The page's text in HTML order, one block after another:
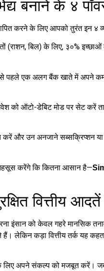
बनाने के ४
करने के लिए आपको तुरंत इन ४
(राशन, बिल) के लिए, ३०%
पहले एक अलग बैंक खाते में अपने
को ऑटो-डेबिट मोड पर सेट करें
करें और उन अनजाने सब्सक्रिप्शन
करेंगे कि कितना आसान है—
वित्तीय
को केवल गहरे मानसिक
कड़ा वित्तीय तर्क यह कहता
लिए अपने संकल्प को मजबूत करें।